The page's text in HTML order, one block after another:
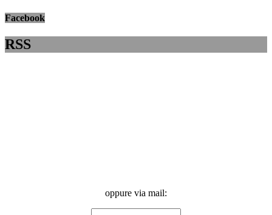
Facebook
RSS
oppure via mail: